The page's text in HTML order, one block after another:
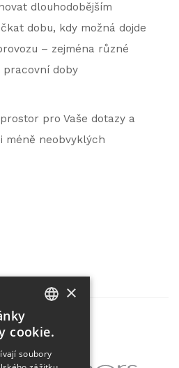
dlouhodobějším
dobu, kdy možná dojde
– zejména různé
pracovní doby
pro Vaše dotazy a
méně neobvyklých
projektu
×
cookie.
soubory